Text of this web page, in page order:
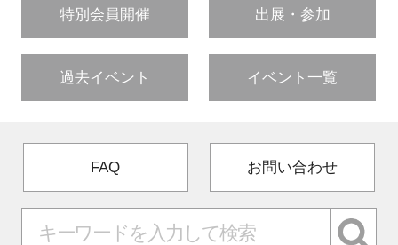
特別会員開催 出展・参加
過去イベント イベント一覧
FAQ お問い合わせ